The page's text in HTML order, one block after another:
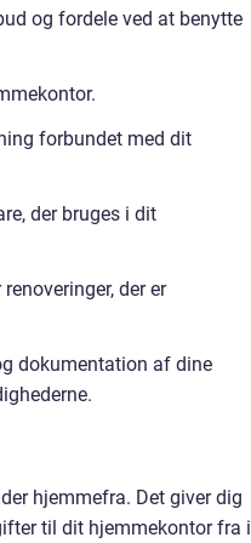
og fordele ved at benytte
forbundet med dit
der bruges i dit
der er
dokumentation af dine
hjemmefra. Det giver dig
til dit hjemmekontor fra i